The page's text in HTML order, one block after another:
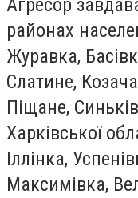
Агресор
районах
Журавка,
Слатине,
Піщане,
Харківської
Іллінка,
Максимівка,